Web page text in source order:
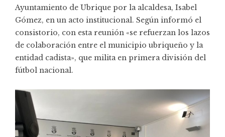
Ayuntamiento de Ubrique por la alcaldesa, Isabel
Gómez, en un acto institucional. Según informó el
consistorio, con esta reunión «se refuerzan los lazos
de colaboración entre el municipio ubriqueño y la
entidad cadista», que milita en primera división del
fútbol nacional.